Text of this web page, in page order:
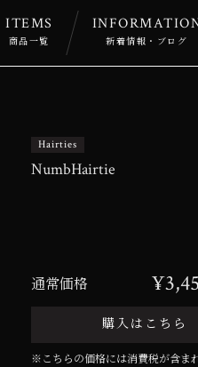
ITEMS
商品一覧 新着情報・ブログ
Hairties
NumbHairtie
通常価格
購入はこちら
※こちらの価格には消費税が含まれ